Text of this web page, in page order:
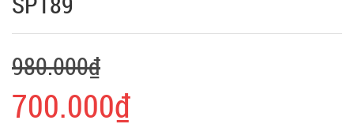
980.000₫
700.000₫